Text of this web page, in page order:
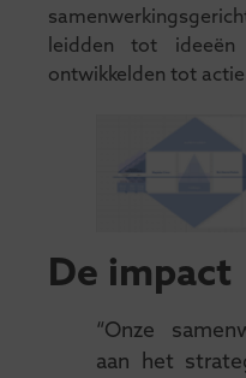
leidden tot
ontwikkelden tot
De impact
“Onze
aan het